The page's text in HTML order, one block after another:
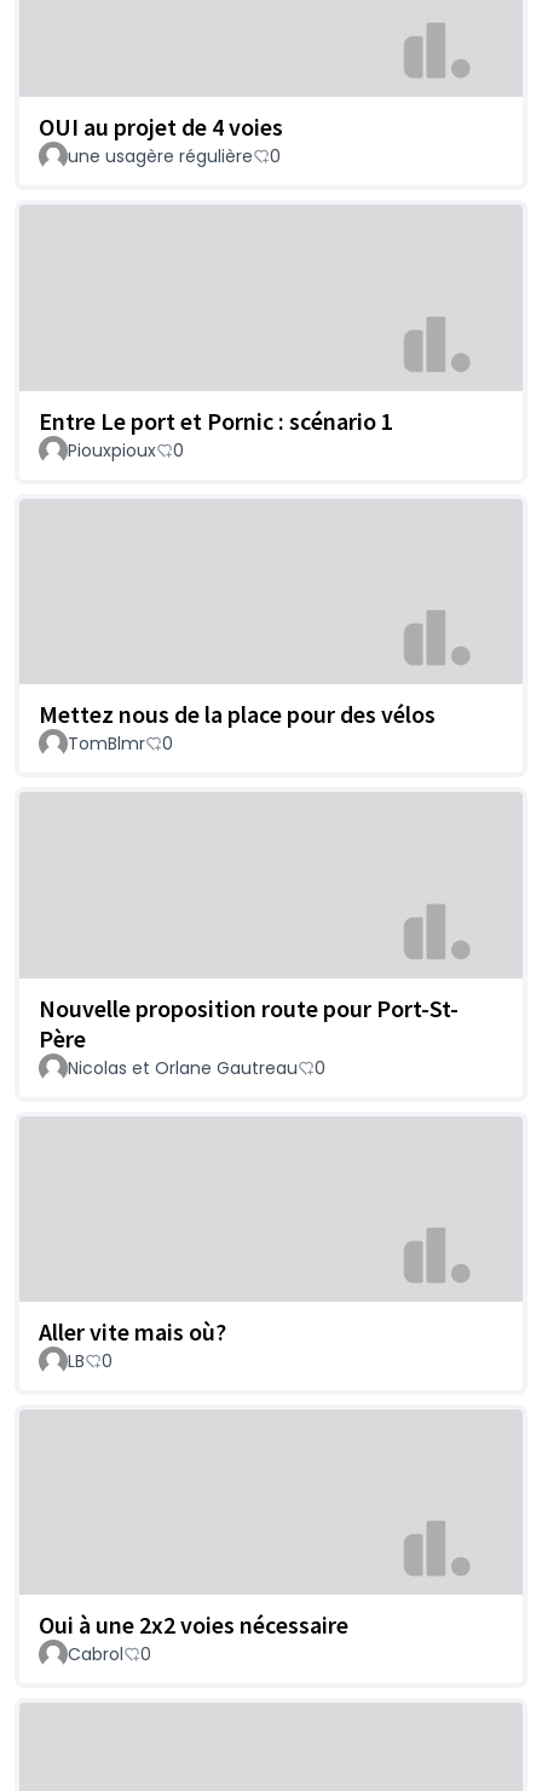
OUI au projet de 4 voies
une usagère régulière 0
Entre Le port et Pornic : scénario 1
Piouxpioux 0
Mettez nous de la place pour des vélos
TomBlmr 0
Nouvelle proposition route pour Port-St-
Père
Nicolas et Orlane Gautreau 0
Aller vite mais où?
LB 0
Oui à une 2x2 voies nécessaire
Cabrol 0